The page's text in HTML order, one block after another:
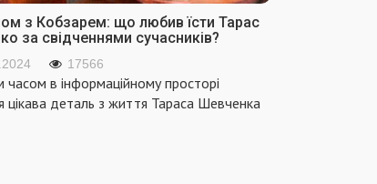
з Кобзарем: що любив їсти Тарас
за свідченнями сучасників?
17566
часом в інформаційному просторі
цікава деталь з життя Тараса Шевченка